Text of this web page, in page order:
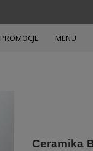
PROMOCJE MENU
Ceramika